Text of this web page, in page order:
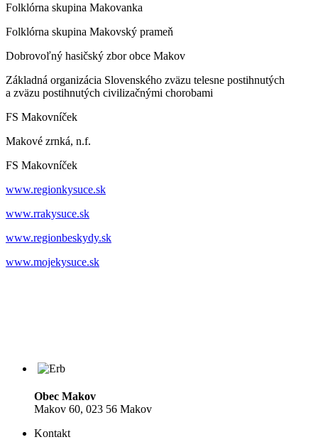
Folklórna skupina Makovanka
Folklórna skupina Makovský prameň
Dobrovoľný hasičský zbor obce Makov
Základná organizácia Slovenského zväzu telesne postihnutých
a zväzu postihnutých civilizačnými chorobami
FS Makovníček
Makové zrnká, n.f.
FS Makovníček
www.regionkysuce.sk
www.rrakysuce.sk
www.regionbeskydy.sk
www.mojekysuce.sk
Obec Makov
Makov 60, 023 56 Makov
Kontakt